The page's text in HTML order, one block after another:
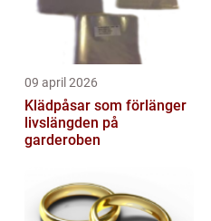
09 april 2026
Klädpåsar som förlänger
livslängden på
garderoben